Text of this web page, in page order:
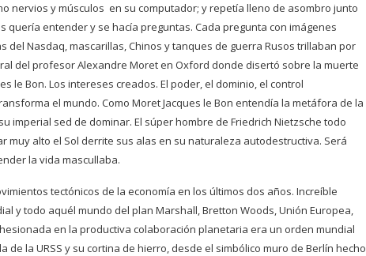
nervios y músculos en su computador; y repetía lleno de asombro junto
quería entender y se hacía preguntas. Cada pregunta con imágenes
Nasdaq, mascarillas, Chinos y tanques de guerra Rusos trillaban por
del profesor Alexandre Moret en Oxford donde disertó sobre la muerte
le Bon. Los intereses creados. El poder, el dominio, el control
el mundo. Como Moret Jacques le Bon entendía la metáfora de la
imperial sed de dominar. El súper hombre de Friedrich Nietzsche todo
muy alto el Sol derrite sus alas en su naturaleza autodestructiva. Será
la vida mascullaba.
tectónicos de la economía en los últimos dos años. Increíble
y todo aquél mundo del plan Marshall, Bretton Woods, Unión Europea,
en la productiva colaboración planetaria era un orden mundial
de la URSS y su cortina de hierro, desde el simbólico muro de Berlín hecho